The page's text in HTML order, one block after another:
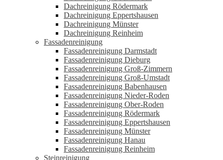
Dachreinigung Rödermark
Dachreinigung Eppertshausen
Dachreinigung Münster
Dachreinigung Reinheim
Fassadenreinigung
Fassadenreinigung Darmstadt
Fassadenreinigung Dieburg
Fassadenreinigung Groß-Zimmern
Fassadenreinigung Groß-Umstadt
Fassadenreinigung Babenhausen
Fassadenreinigung Nieder-Roden
Fassadenreinigung Ober-Roden
Fassadenreinigung Rödermark
Fassadenreinigung Eppertshausen
Fassadenreinigung Münster
Fassadenreinigung Hanau
Fassadenreinigung Reinheim
Steinreinigung